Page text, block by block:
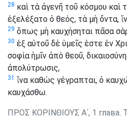
28 καὶ τὰ ἀγενῆ τοῦ κόσμου καὶ
ἐξελέξατο ὁ θεός, τὰ μὴ ὄντα,
29 ὅπως μὴ καυχήσηται πᾶσα
30 ἐξ αὐτοῦ δὲ ὑμεῖς ἐστε ἐν
σοφία ἡμῖν ἀπὸ θεοῦ,
ἀπολύτρωσις,
31 ἵνα καθὼς γέγραπται, ὁ
καυχάσθω.
ΠΡΟΣ ΚΟΡΙΝΘΙΟΥΣ Α΄, 1 глава.